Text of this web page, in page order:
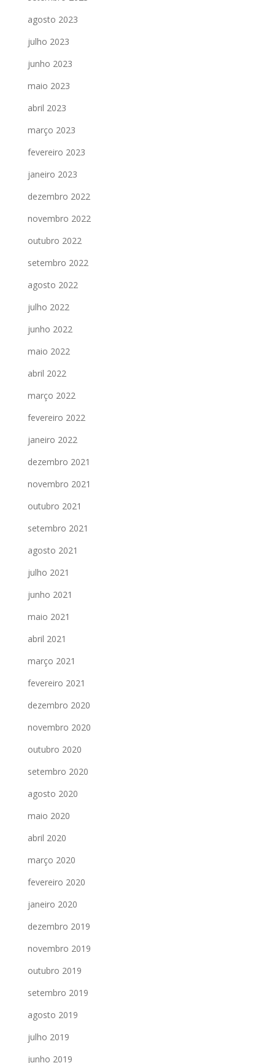
agosto 2023
julho 2023
junho 2023
maio 2023
abril 2023
março 2023
fevereiro 2023
janeiro 2023
dezembro 2022
novembro 2022
outubro 2022
setembro 2022
agosto 2022
julho 2022
junho 2022
maio 2022
abril 2022
março 2022
fevereiro 2022
janeiro 2022
dezembro 2021
novembro 2021
outubro 2021
setembro 2021
agosto 2021
julho 2021
junho 2021
maio 2021
abril 2021
março 2021
fevereiro 2021
dezembro 2020
novembro 2020
outubro 2020
setembro 2020
agosto 2020
maio 2020
abril 2020
março 2020
fevereiro 2020
janeiro 2020
dezembro 2019
novembro 2019
outubro 2019
setembro 2019
agosto 2019
julho 2019
junho 2019